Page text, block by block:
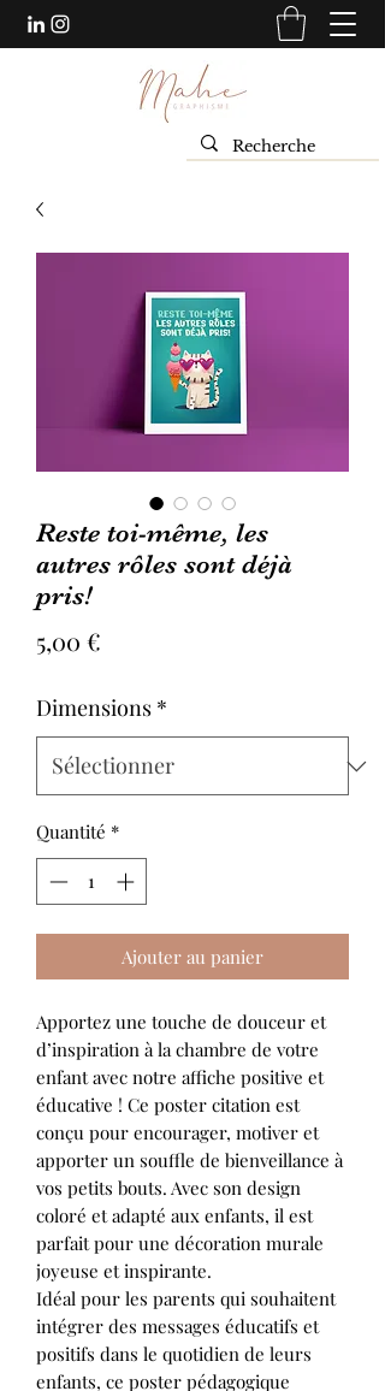
Reste toi-même, les
autres rôles sont déjà
pris!
5,00 €
Dimensions *
Quantité *
Ajouter au panier
Apportez une touche de douceur et
d’inspiration à la chambre de votre
enfant avec notre affiche positive et
éducative ! Ce poster citation est
conçu pour encourager, motiver et
apporter un souffle de bienveillance à
vos petits bouts. Avec son design
coloré et adapté aux enfants, il est
parfait pour une décoration murale
joyeuse et inspirante.
Idéal pour les parents qui souhaitent
intégrer des messages éducatifs et
positifs dans le quotidien de leurs
enfants, ce poster pédagogique